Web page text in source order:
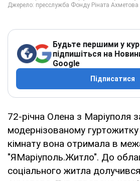
Будьте першими у
підпишіться на
Google
Підписатися
72-річна Олена з Маріуполя
модернізованому гуртожитку
кімнату вона отримала в
"ЯМаріуполь.Житло". До
соціального житла